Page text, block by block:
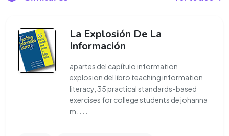
La Explosión De La
Información
apartes del capítulo information
explosion del libro teaching information
literacy, 35 practical standards-based
exercises for college students de johanna
m. ...